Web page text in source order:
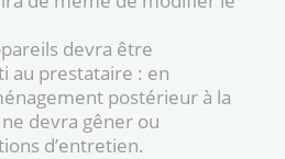
devra être
au prestataire : en
postérieur à la
devra gêner ou
d’entretien.